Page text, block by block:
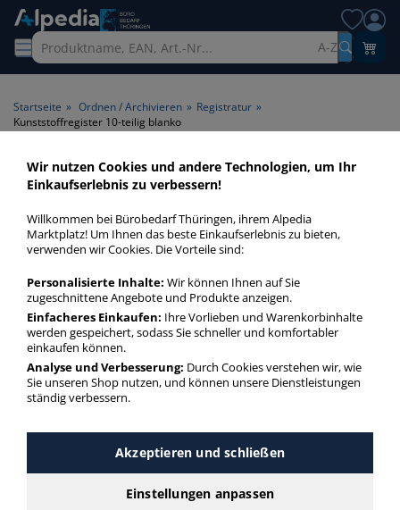
A-Z
Startseite » Ordnen / Archivieren » Registratur »
Kunststoffregister 10-teilig blanko
Kunststoffregister 10-teilig
blanko > Registerteilung 10-
teilig blanko
Kunststoffregister 10-teilig blanko in bester Qualität zum
günstigen Preis. Finden Sie schnell Kunststoffregister 10-
teilig blanko mit unserer Filter-Funktion.
Kunststoffregister 10-teilig blanko
mehr Infos zur Kategorie
Häufig gesucht
Wir nutzen Cookies und andere Technologien, um Ihr
Einkaufserlebnis zu verbessern!
Willkommen bei Bürobedarf Thüringen, ihrem Alpedia
Marktplatz! Um Ihnen das beste Einkaufserlebnis zu bieten,
verwenden wir Cookies. Die Vorteile sind:
Personalisierte Inhalte: Wir können Ihnen auf Sie
zugeschnittene Angebote und Produkte anzeigen.
Einfacheres Einkaufen: Ihre Vorlieben und Warenkorbinhalte
werden gespeichert, sodass Sie schneller und komfortabler
einkaufen können.
Analyse und Verbesserung: Durch Cookies verstehen wir, wie
Sie unseren Shop nutzen, und können unsere Dienstleistungen
ständig verbessern.
Akzeptieren und schließen
Einstellungen anpassen